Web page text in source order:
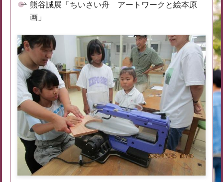
熊谷誠展「ちいさい舟 アートワークと絵本原
画」